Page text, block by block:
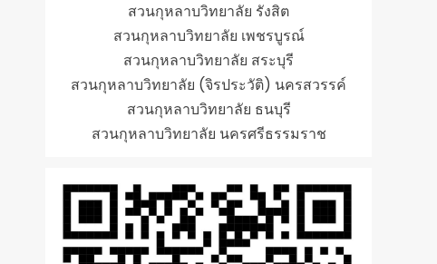
สวนกุหลาบวิทยาลัย รังสิต
สวนกุหลาบวิทยาลัย เพชรบูรณ์
สวนกุหลาบวิทยาลัย สระบุรี
สวนกุหลาบวิทยาลัย (จิรประวัติ) นครสวรรค์
สวนกุหลาบวิทยาลัย ธนบุรี
สวนกุหลาบวิทยาลัย นครศรีธรรมราช